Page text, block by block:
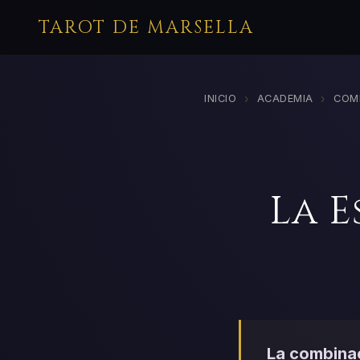
TAROT DE MARSELLA
INICIO › ACADEMIA ›
La
La